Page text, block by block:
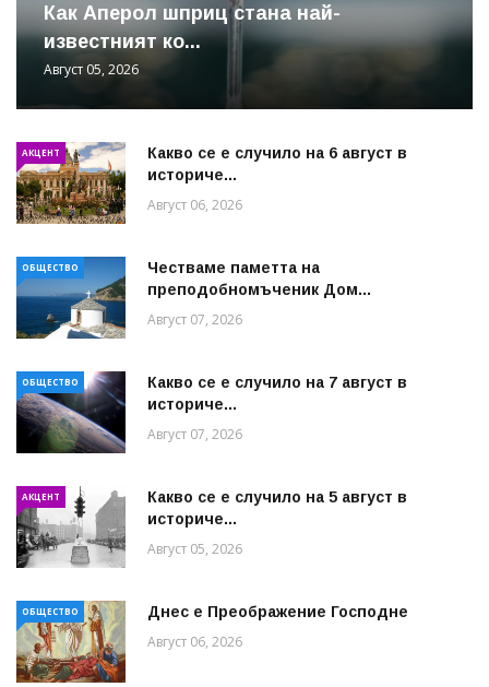
Как Аперол шприц стана най-
известният ко...
Август 05, 2026
АКЦЕНТ
Какво се е случило на 6 август в
историче...
Август 06, 2026
ОБЩЕСТВО
Честваме паметта на
преподобномъченик Дом...
Август 07, 2026
ОБЩЕСТВО
Какво се е случило на 7 август в
историче...
Август 07, 2026
АКЦЕНТ
Какво се е случило на 5 август в
историче...
Август 05, 2026
ОБЩЕСТВО Днес е Преображение Господне
Август 06, 2026